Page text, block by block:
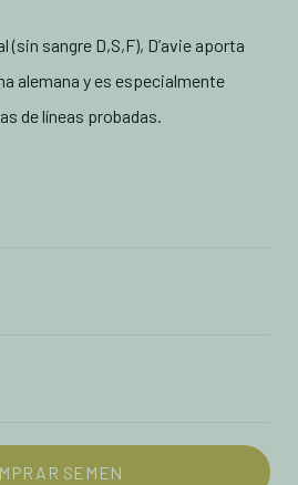
(sin sangre D,S,F), D’avie aporta
alemana y es especialmente
de líneas probadas.
SEMEN